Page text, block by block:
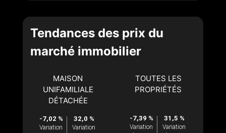
Tendances des prix du
marché immobilier
MAISON
UNIFAMILIALE
DÉTACHÉE
-7,02 %
Variation
32,0 %
Variation
TOUTES LES
PROPRIÉTÉS
-7,39 %
Variation
31,5 %
Variation